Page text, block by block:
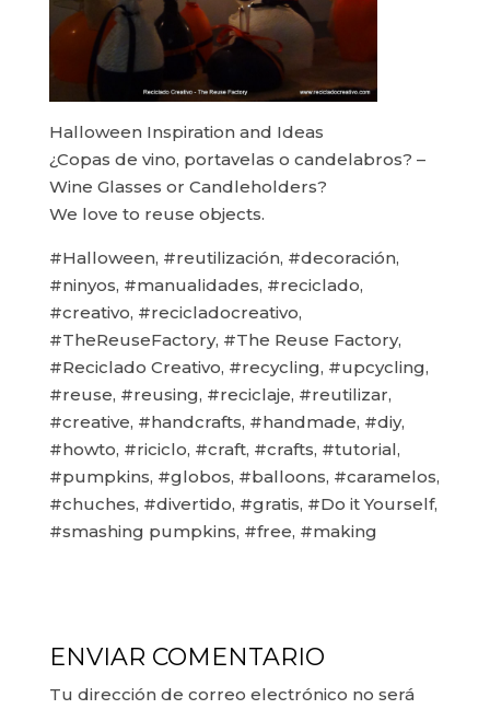
Halloween Inspiration and Ideas
¿Copas de vino, portavelas o candelabros? –
Wine Glasses or Candleholders?
We love to reuse objects.
#Halloween, #reutilización, #decoración,
#ninyos, #manualidades, #reciclado,
#creativo, #recicladocreativo,
#TheReuseFactory, #The Reuse Factory,
#Reciclado Creativo, #recycling, #upcycling,
#reuse, #reusing, #reciclaje, #reutilizar,
#creative, #handcrafts, #handmade, #diy,
#howto, #riciclo, #craft, #crafts, #tutorial,
#pumpkins, #globos, #balloons, #caramelos,
#chuches, #divertido, #gratis, #Do it Yourself,
#smashing pumpkins, #free, #making
ENVIAR COMENTARIO
Tu dirección de correo electrónico no será